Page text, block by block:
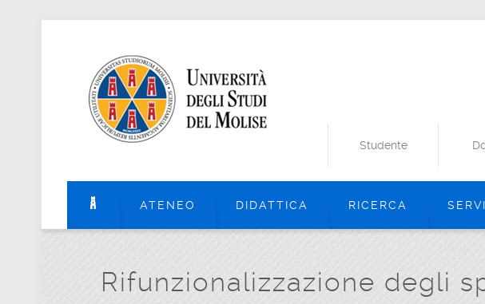
Studente
ATENEO DIDATTICA RICERCA
Rifunzionalizzazione degli